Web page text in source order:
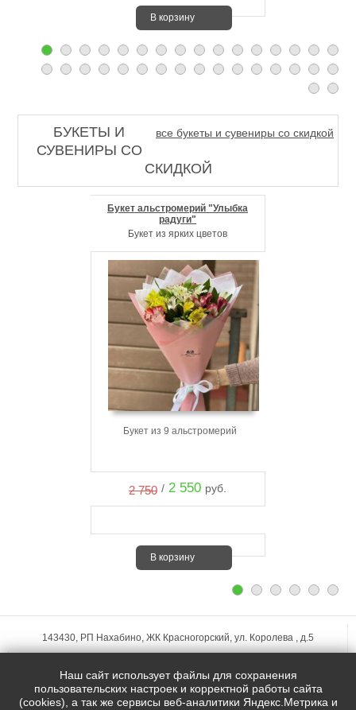
В корзину
все букеты и сувениры со скидкой
БУКЕТЫ И
СУВЕНИРЫ СО
СКИДКОЙ
Букет альстромерий "Улыбка
радуги"
Букет из ярких цветов
Букет из 9 альстромерий
2 750 / 2 550 руб.
В корзину
143430, РП Нахабино, ЖК Красногорский, ул. Королева , д.5
255-74-75
zakaz@mfstudio.ru
Наш сайт использует файлы для сохранения
пользовательских настроек и корректной работы сайта
(cookies), а так же сервисы веб-аналитики Яндекс.Метрика и